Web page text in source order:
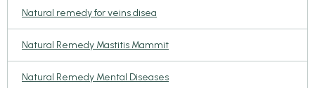
Natural remedy for veins disea
Natural Remedy Mastitis Mammit
Natural Remedy Mental Diseases